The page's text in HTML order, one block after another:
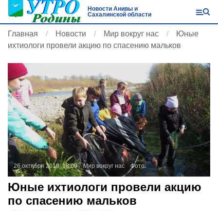
Новости Анивы и
Сахалинской области
Главная Новости Мир вокруг нас
Юные
ихтиологи провели акцию по спасению мальков
26 октября 2019, 18:00 Мир вокруг нас Фото:
Юные ихтиологи провели акцию
по спасению мальков